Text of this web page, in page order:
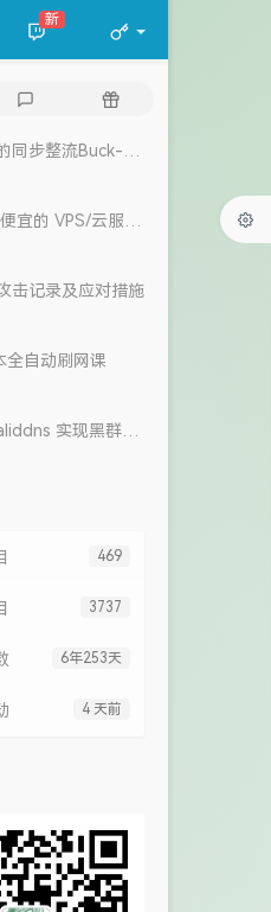
新
评
随
击记录及应对措施
全自动刷网课
469
3737
6年253天
4 天前